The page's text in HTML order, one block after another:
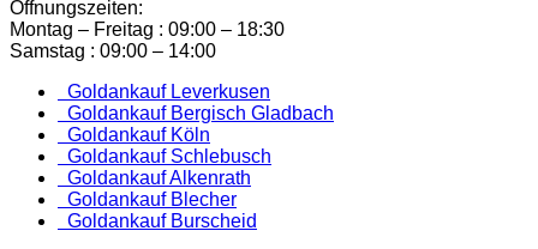
Öffnungszeiten:
Montag – Freitag : 09:00 – 18:30
Samstag : 09:00 – 14:00
Goldankauf Leverkusen
Goldankauf Bergisch Gladbach
Goldankauf Köln
Goldankauf Schlebusch
Goldankauf Alkenrath
Goldankauf Blecher
Goldankauf Burscheid